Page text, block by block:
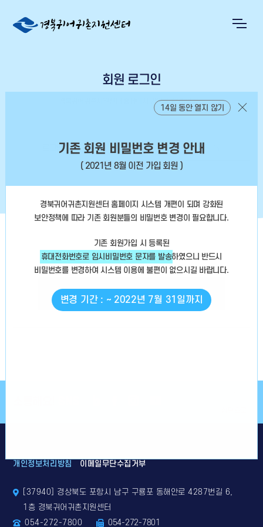
회원 로그인
경북귀어귀촌지원센터 홈페이지 방문을 환영합니다!
기존 회원 비밀번호 변경 안내
( 2021년 8월 이전 가입 회원 )
경북귀어귀촌지원센터 홈페이지 시스템 개편이 되며 강화된
보안정책에 따라 기존 회원분들의 비밀번호 변경이 필요합니다.
기존 회원가입 시 등록된
휴대전화번호로 임시비밀번호 문자를 발송하였으니 반드시
비밀번호를 변경하여 시스템 이용에 불편이 없으시길 바랍니다.
변경 기간 : ~ 2022년 7월 31일까지
14일 동안 열지 않기
로그인 회원정보찾기 회원가입
아이디 저장
로그인
개인정보처리방침 이메일무단수집거부
[37940] 경상북도 포항시 남구 구룡포 동해안로 4287번길 6,
1층 경북귀어귀촌지원센터
054-272-7800
054-272-7801